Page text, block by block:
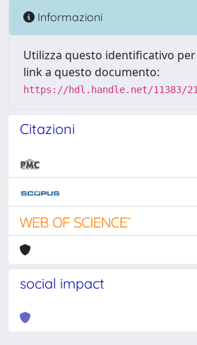
Informazioni
Utilizza questo identificativo
link a questo documento:
https://hdl.handle.net/11383/
Citazioni
social impact